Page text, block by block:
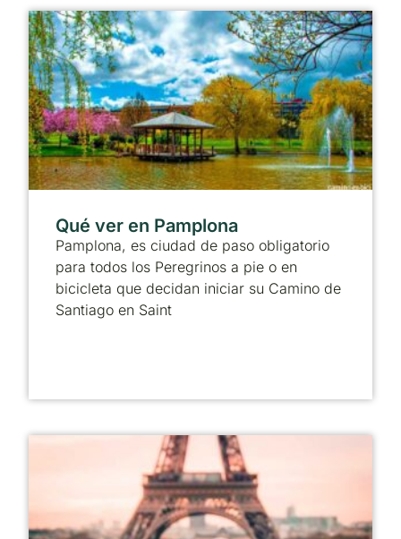
Qué ver en Pamplona
Pamplona, es ciudad de paso obligatorio
para todos los Peregrinos a pie o en
bicicleta que decidan iniciar su Camino de
Santiago en Saint